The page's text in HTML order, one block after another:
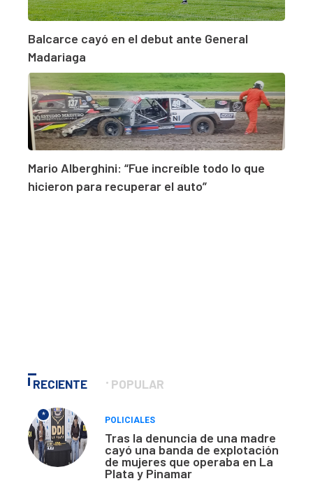
Balcarce cayó en el debut ante General
Madariaga
Mario Alberghini: “Fue increíble todo lo que
hicieron para recuperar el auto”
RECIENTE POPULAR
*
POLICIALES
Tras la denuncia de una madre
cayó una banda de explotación
de mujeres que operaba en La
Plata y Pinamar